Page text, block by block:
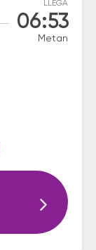
LLEGA
06:53
Metan